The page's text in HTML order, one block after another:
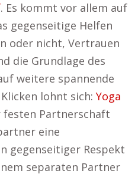
. Es kommt vor allem auf
gegenseitige Helfen
oder nicht, Vertrauen
die Grundlage des
weitere spannende
lohnt sich: Yoga
festen Partnerschaft
eine
gegenseitiger Respekt
separaten Partner